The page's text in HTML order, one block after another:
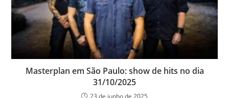
Masterplan em São Paulo: show de hits no dia
31/10/2025
23 de junho de 2025